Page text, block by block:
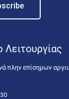
Λειτουργίας
πλην επίσημων